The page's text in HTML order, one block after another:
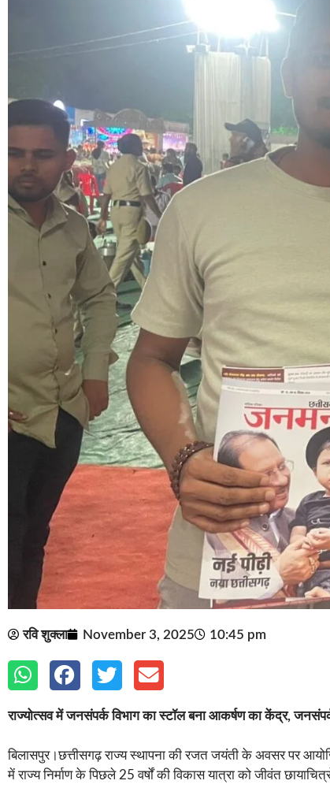
रवि शुक्ला November 3, 2025 10:45 pm
राज्योत्सव में जनसंपर्क विभाग का स्टॉल बना आकर्षण का केंद्र,
बिलासपुर।छत्तीसगढ़ राज्य स्थापना की रजत जयंती के अवसर पर
में राज्य निर्माण के पिछले 25 वर्षों की विकास यात्रा को जीवंत